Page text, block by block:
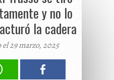
y no lo
la cadera
29 marzo, 2025